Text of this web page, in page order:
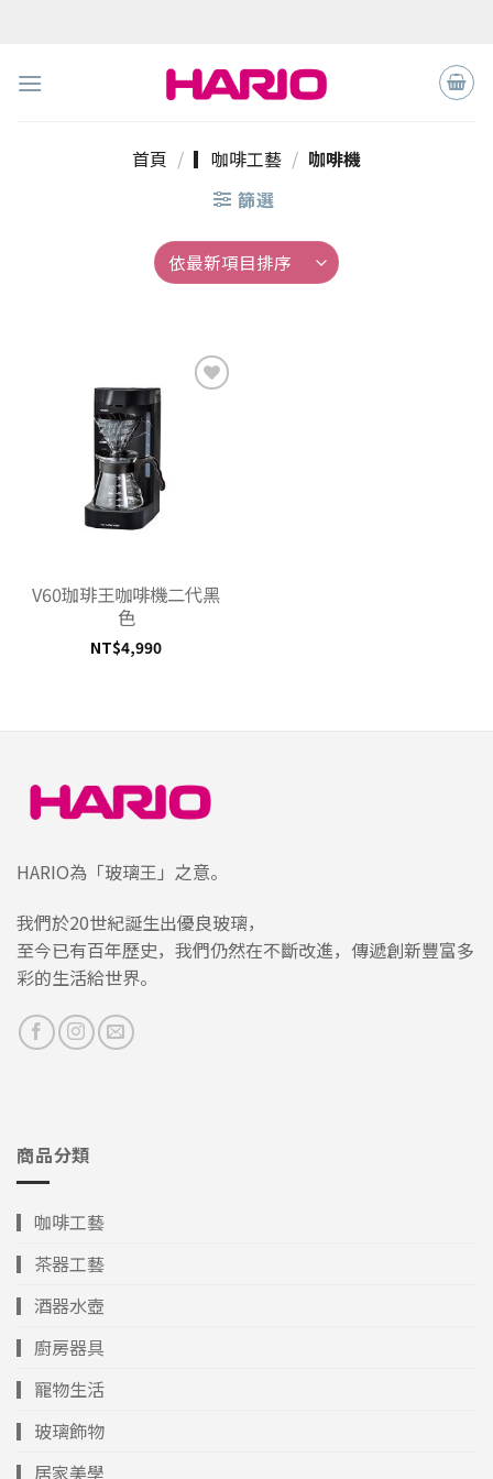
首頁 / ▎咖啡工藝 / 咖啡機
篩選
V60珈琲王咖啡機二代黑
色
NT$4,990
HARIO為「玻璃王」之意。
我們於20世紀誕生出優良玻璃，
至今已有百年歷史，我們仍然在不斷改進，傳遞創新豐富多
彩的生活給世界。
商品分類
▎咖啡工藝
▎茶器工藝
▎酒器水壺
▎廚房器具
▎寵物生活
▎玻璃飾物
▎居家美學